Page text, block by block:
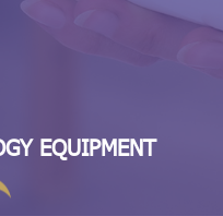
EQUIPMENT